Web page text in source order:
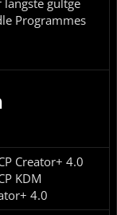
längste gültge
Programmes
Creator+ 4.0
KDM
4.0